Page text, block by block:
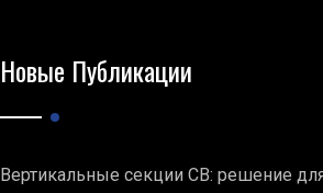
Новые Публикации
Вертикальные секции СВ: решение